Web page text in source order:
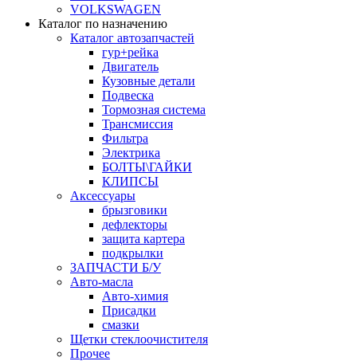
VOLKSWAGEN
Каталог по назначению
Каталог автозапчастей
гур+рейка
Двигатель
Кузовные детали
Подвеска
Тормозная система
Трансмиссия
Фильтра
Электрика
БОЛТЫ\ГАЙКИ
КЛИПСЫ
Аксессуары
брызговики
дефлекторы
защита картера
подкрылки
ЗАПЧАСТИ Б/У
Авто-масла
Авто-химия
Присадки
смазки
Щетки стеклоочистителя
Прочее